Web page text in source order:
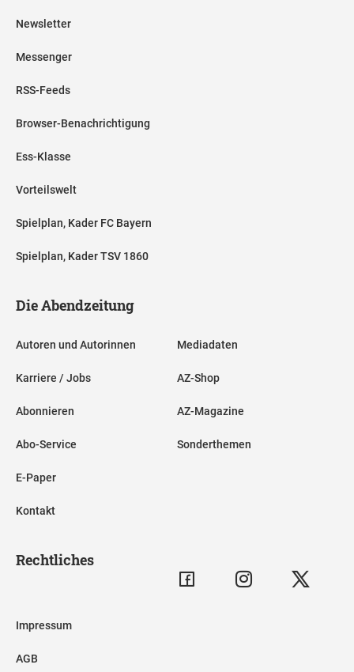
Newsletter
Messenger
RSS-Feeds
Browser-Benachrichtigung
Ess-Klasse
Vorteilswelt
Spielplan, Kader FC Bayern
Spielplan, Kader TSV 1860
Die Abendzeitung
Autoren und Autorinnen
Karriere / Jobs
Abonnieren
Abo-Service
E-Paper
Kontakt
Mediadaten
AZ-Shop
AZ-Magazine
Sonderthemen
Rechtliches
Impressum
AGB